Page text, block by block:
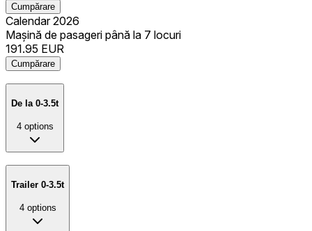
Cumpărare
Calendar 2026
Mașină de pasageri până la 7 locuri
191.95 EUR
Cumpărare
De la 0-3.5t
4 options
Trailer 0-3.5t
4 options